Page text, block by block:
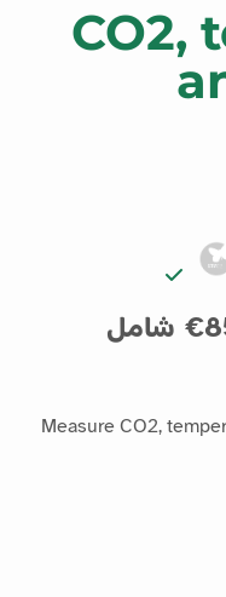
CO2,
85.1€ شامل
Measure CO2,